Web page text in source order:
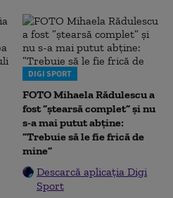
DIGI SPORT
FOTO Mihaela Rădulescu a
fost ”ștearsă complet” și nu
s-a mai putut abține:
”Trebuie să le fie frică de
mine”
Descarcă aplicația Digi
Sport